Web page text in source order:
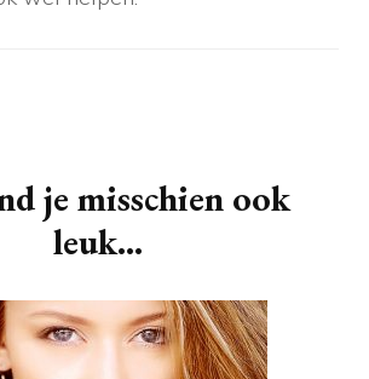
je misschien ook
leuk...